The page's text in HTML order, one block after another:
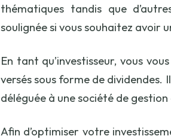
thématiques tandis que
soulignée si vous souhaitez avoir
En tant qu’investisseur, vous
versés sous forme de dividendes.
déléguée à une société de
Afin d’optimiser votre